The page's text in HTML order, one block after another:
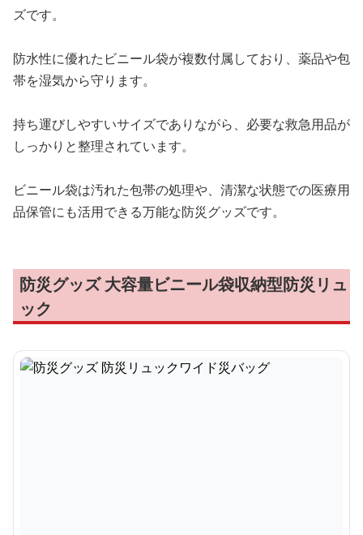
ズです。
防水性に優れたビニール袋が複数付属しており、薬品や包
帯を湿気から守ります。
持ち運びしやすいサイズでありながら、必要な救急用品が
しっかりと整理されています。
ビニール袋は汚れた包帯の処理や、清潔な状態での医療用
品保管にも活用できる万能な防災グッズです。
防災グッズ 大容量ビニール袋収納型防災リュ
ック